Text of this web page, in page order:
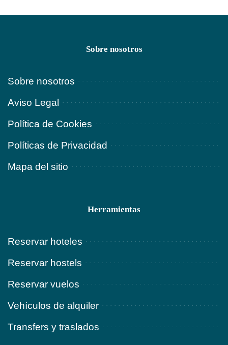
Sobre nosotros
Sobre nosotros
Aviso Legal
Política de Cookies
Políticas de Privacidad
Mapa del sitio
Herramientas
Reservar hoteles
Reservar hostels
Reservar vuelos
Vehículos de alquiler
Transfers y traslados